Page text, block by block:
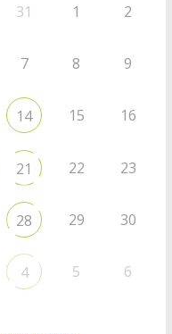
31 1 2
7 8 9
14 15 16
21 22 23
28 29 30
4 5 6